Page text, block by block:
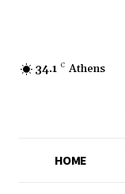
34.1 C Athens
HOME